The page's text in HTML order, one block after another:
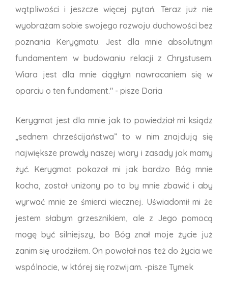
wątpliwości i jeszcze więcej pytań. Teraz już nie
wyobrażam sobie swojego rozwoju duchowości bez
poznania Kerygmatu. Jest dla mnie absolutnym
fundamentem w budowaniu relacji z Chrystusem.
Wiara jest dla mnie ciągłym nawracaniem się w
oparciu o ten fundament." - pisze Daria
Kerygmat jest dla mnie jak to powiedział mi ksiądz
„sednem chrześcijaństwa” to w nim znajdują się
największe prawdy naszej wiary i zasady jak mamy
żyć. Kerygmat pokazał mi jak bardzo Bóg mnie
kocha, został uniżony po to by mnie zbawić i aby
wyrwać mnie ze śmierci wiecznej. Uświadomił mi że
jestem słabym grzesznikiem, ale z Jego pomocą
mogę być silniejszy, bo Bóg znał moje życie już
zanim się urodziłem. On powołał nas też do życia we
wspólnocie, w której się rozwijam. -pisze Tymek